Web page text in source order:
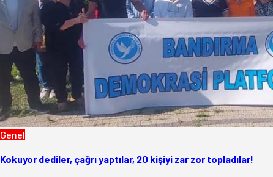
Genel
Kokuyor dediler, çağrı yaptılar, 20 kişiyi zar zor topladılar!